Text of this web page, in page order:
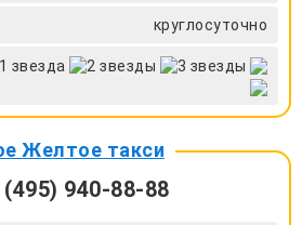
круглосуточно
Желтое такси
940-88-88